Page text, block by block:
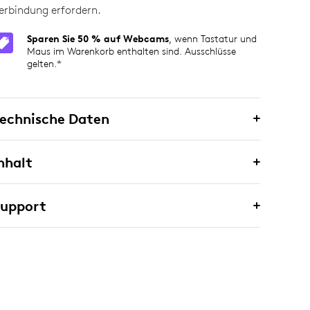
erfordern.
Sparen Sie 50 % auf Webcams, wenn Tastatur und
Maus im Warenkorb enthalten sind. Ausschlüsse
gelten.*
Daten